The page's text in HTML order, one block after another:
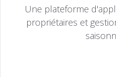
Une plateforme
propriétaires et
Clients
Blog